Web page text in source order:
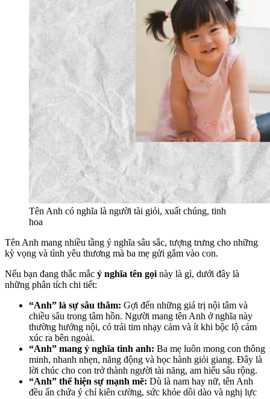
Tên Anh có nghĩa là người tài giỏi, xuất chúng, tinh
hoa
Tên Anh mang nhiều tầng ý nghĩa sâu sắc, tượng trưng cho những
kỳ vọng và tình yêu thương mà ba mẹ gửi gắm vào con.
Nếu bạn đang thắc mắc ý nghĩa tên gọi này là gì, dưới đây là
những phân tích chi tiết:
“Anh” là sự sâu thẳm: Gợi đến những giá trị nội tâm và
chiều sâu trong tâm hồn. Người mang tên Anh ở nghĩa này
thường hướng nội, có trái tim nhạy cảm và ít khi bộc lộ cảm
xúc ra bên ngoài.
“Anh” mang ý nghĩa tinh anh: Ba mẹ luôn mong con thông
minh, nhanh nhẹn, năng động và học hành giỏi giang. Đây là
lời chúc cho con trở thành người tài năng, am hiểu sâu rộng.
“Anh” thể hiện sự mạnh mẽ: Dù là nam hay nữ, tên Anh
đều ẩn chứa ý chí kiên cường, sức khỏe dồi dào và nghị lực